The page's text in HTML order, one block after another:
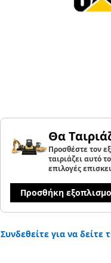
Θα
Προσθέστε τον
ταιριάζει αυτό
επιλογές
Προσθήκη
Συνδεθείτε για να δείτε